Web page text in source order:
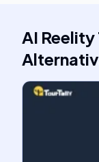
AI Reelity